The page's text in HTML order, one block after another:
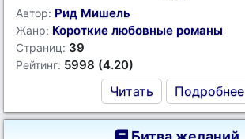
Автор: Рид Мишель
Жанр: Короткие любовные романы
Страниц: 39
Рейтинг: 5998 (4.20)
Читать Подробнее